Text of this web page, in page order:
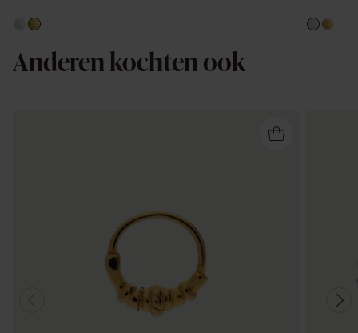
Anderen kochten ook